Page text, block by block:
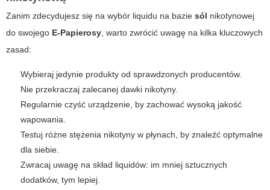
Zanim zdecydujesz się na wybór liquidu na bazie sól nikotynowej
do swojego E-Papierosy, warto zwrócić uwagę na kilka kluczowych
zasad:
Wybieraj jedynie produkty od sprawdzonych producentów.
Nie przekraczaj zalecanej dawki nikotyny.
Regularnie czyść urządzenie, by zachować wysoką jakość
wapowania.
Testuj różne stężenia nikotyny w płynach, by znaleźć optymalne
dla siebie.
Zwracaj uwagę na skład liquidów: im mniej sztucznych
dodatków, tym lepiej.